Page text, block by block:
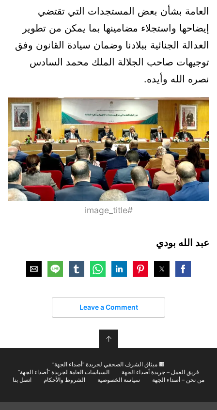
العامة بشأن بعض المستجدات التي تقتضي
إيضاحها واستجلاء مضامينها بما يمكن من تطوير
العدالة الجنائية ببلادنا وضمان سيادة القانون وفق
توجيهات صاحب الجلالة الملك محمد السادس
نصره الله وأيده.
#image_title
عبد الله بودي
Leave a Comment
↑
🟫 ميثاق الشرف الصحفي لجريدة “أصداء الجهة”
فريق العمل – جريدة أصداء الجهة
السياسات العامة لجريدة “أصداء الجهة”
من نحن – أصداء الجهة
سياسة الخصوصية الشروط والأحكام اتصل بنا